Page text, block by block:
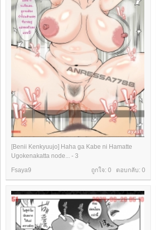
[Benii Kenkyuujo] Haha ga Kabe ni Hamatte
Ugokenakatta node... - 3
ถูกใจ: 0 ตอบกลับ: 0
Fsaya9